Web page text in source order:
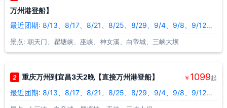
施：棋牌室、酒吧等等，让游客的长江三峡游船之旅更加的丰富多
万州港登船】
最近团期: 8/13、8/17、8/21、8/25、8/29、9/4、9/8、9/12、9/16、9/20
景点: 朝天门、瞿塘峡、巫峡、神女溪、白帝城、三峡大坝
2 重庆万州到宜昌3天2晚【直接万州港登船】 ￥ 1099起
最近团期: 8/13、8/17、8/21、8/25、8/29、9/4、9/8、9/12、9/16、9/20